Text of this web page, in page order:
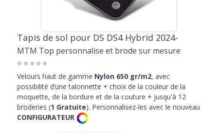
Tapis de sol pour DS DS4 Hybrid 2024-
MTM Top personnalise et brode sur mesure
Velours haut de gamme Nylon 650 gr/m2, avec
possibilité d’une talonnette + choix de la couleur de la
moquette, de la bordure et de la couture + jusqu'à 12
broderies (1 Gratuite). Personnalisez-les avec le nouveau
CONFIGURATEUR